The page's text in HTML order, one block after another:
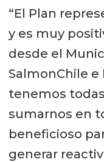
“El Plan
y es muy
desde el
SalmonChile
tenemos
sumarnos en
beneficioso
generar